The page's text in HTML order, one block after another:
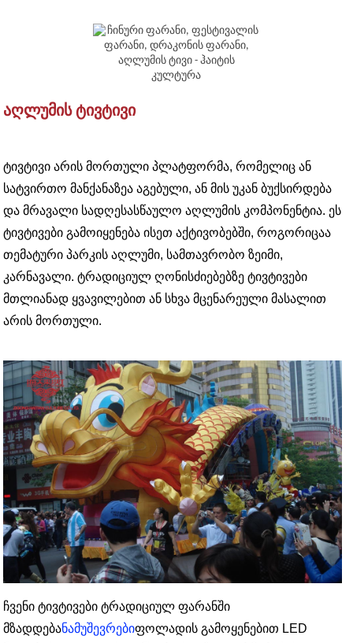
ᲐᲦᲚᲣᲛᲘᲡ ᲢᲘᲕᲢᲘᲕᲘ
ტივტივი არის მორთული პლატფორმა, რომელიც ან
სატვირთო მანქანაზეა აგებული, ან მის უკან ბუქსირდება
და მრავალი სადღესასწაულო აღლუმის კომპონენტია. ეს
ტივტივები გამოიყენება ისეთ აქტივობებში, როგორიცაა
თემატური პარკის აღლუმი, სამთავრობო ზეიმი,
კარნავალი. ტრადიციულ ღონისძიებებზე ტივტივები
მთლიანად ყვავილებით ან სხვა მცენარეული მასალით
არის მორთული.
ჩვენი ტივტივები ტრადიციულ ფარანში
მზადდებანამუშევრებიფოლადის გამოყენებით LED